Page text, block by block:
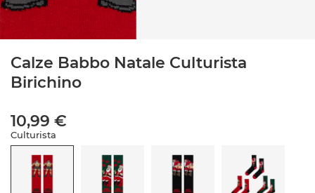
Calze Babbo Natale Culturista
Birichino
10,99 €
Culturista